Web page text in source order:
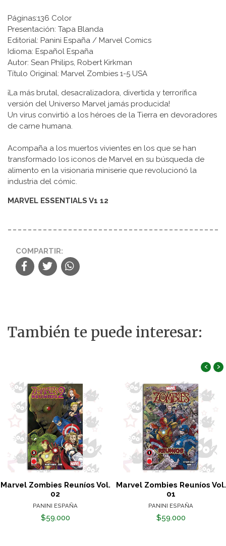
Páginas:136 Color
Presentación: Tapa Blanda
Editorial: Panini España / Marvel Comics
Idioma: Español España
Autor: Sean Philips, Robert Kirkman
Título Original: Marvel Zombies 1-5 USA
¡La más brutal, desacralizadora, divertida y terrorífica
versión del Universo Marvel jamás producida!
Un virus convirtió a los héroes de la Tierra en devoradores
de carne humana.
Acompaña a los muertos vivientes en los que se han
transformado los iconos de Marvel en su búsqueda de
alimento en la visionaria miniserie que revolucionó la
industria del cómic.
MARVEL ESSENTIALS V1 12
COMPARTIR:
También te puede interesar:
Marvel Zombies Reuníos Vol.
02
PANINI ESPAÑA
$59.000
Marvel Zombies Reuníos Vol.
01
PANINI ESPAÑA
$59.000
‹ ›